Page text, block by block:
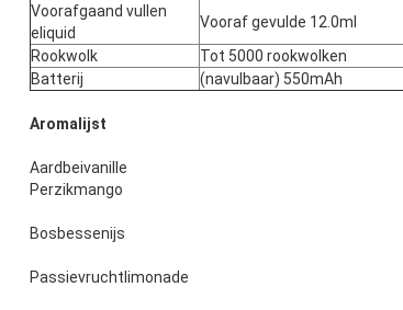
Voorafgaand vullen
eliquid
Vooraf gevulde 12.0ml
Rookwolk
Tot 5000 rookwolken
Batterij
(navulbaar) 550mAh
Aromalijst
Aardbeivanille
Perzikmango
Bosbessenijs
Passievruchtlimonade